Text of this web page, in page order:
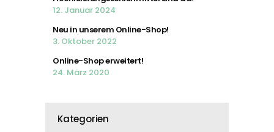
12. Januar 2024
Neu in unserem Online-Shop!
3. Oktober 2022
Online-Shop erweitert!
24. März 2020
Kategorien